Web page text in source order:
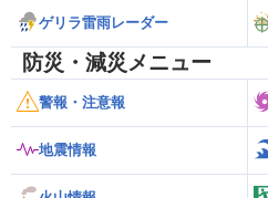
ゲリラ雷雨レーダー
防災・減災メニュー
警報・注意報
地震情報